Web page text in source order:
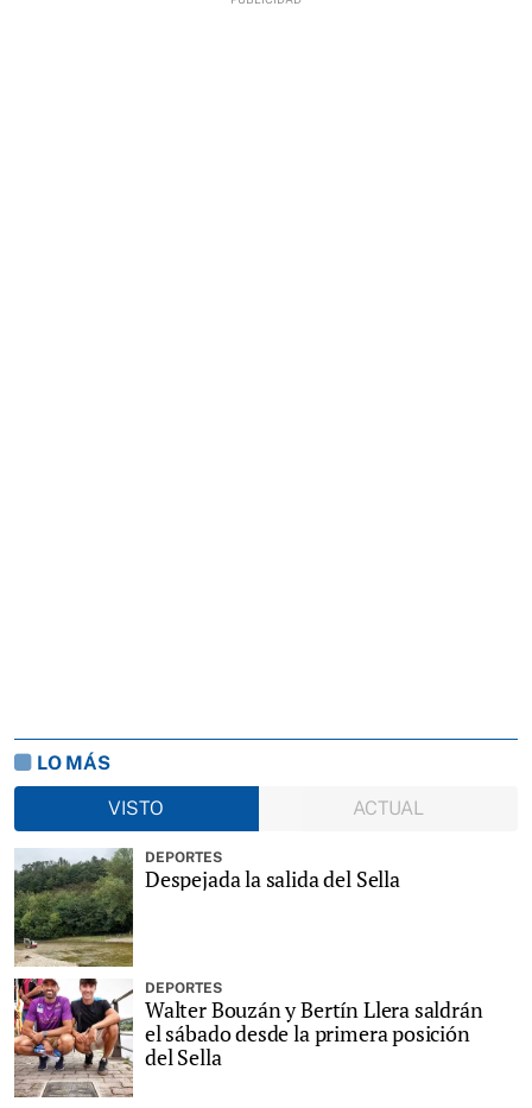
LO MÁS
VISTO
ACTUAL
DEPORTES
Despejada la salida del Sella
DEPORTES
Walter Bouzán y Bertín Llera saldrán
el sábado desde la primera posición
del Sella